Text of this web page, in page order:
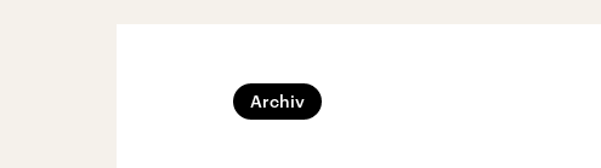
Archiv